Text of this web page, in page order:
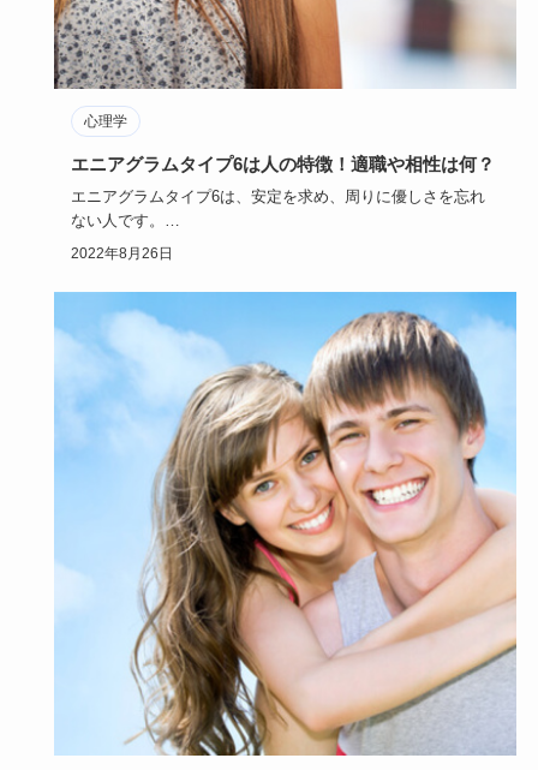
心理学
エニアグラムタイプ6は人の特徴！適職や相性は何？
エニアグラムタイプ6は、安定を求め、周りに優しさを忘れ
ない人です。
他にも、いろんな特徴があるので紹介したいと思います。…
2022年8月26日